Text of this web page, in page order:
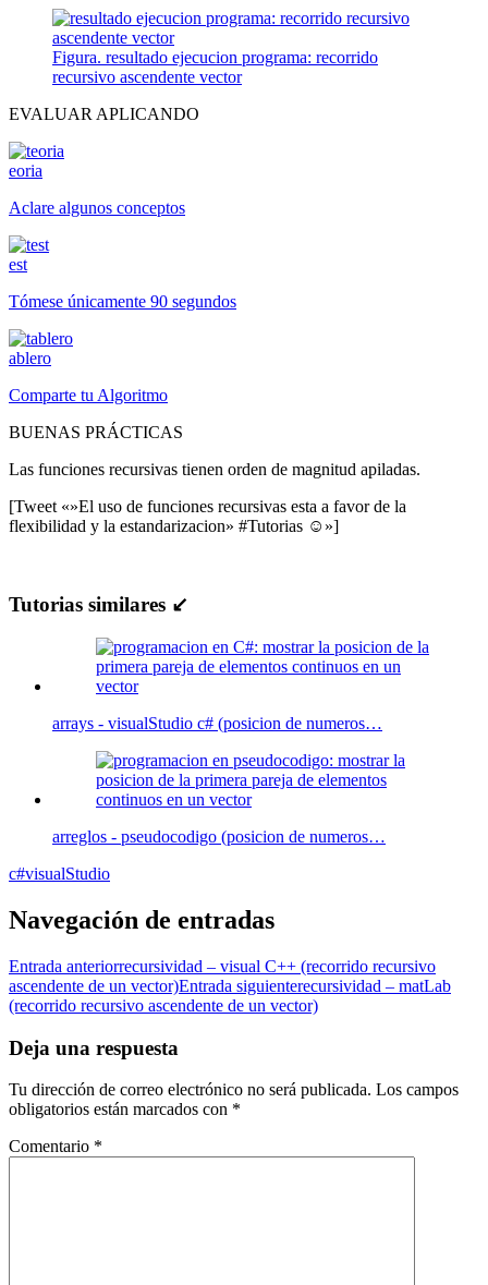
Figura. resultado ejecucion programa: recorrido
recursivo ascendente vector
EVALUAR APLICANDO
eoria
Aclare algunos conceptos
est
Tómese únicamente 90 segundos
ablero
Comparte tu Algoritmo
BUENAS PRÁCTICAS
Las funciones recursivas tienen orden de magnitud apiladas.
[Tweet «»El uso de funciones recursivas esta a favor de la
flexibilidad y la estandarizacion» #Tutorias ☺»]
Tutorias similares ↙
arrays - visualStudio c# (posicion de numeros…
arreglos - pseudocodigo (posicion de numeros…
c#visualStudio
Navegación de entradas
Entrada anteriorrecursividad – visual C++ (recorrido recursivo
ascendente de un vector)Entrada siguienterecursividad – matLab
(recorrido recursivo ascendente de un vector)
Deja una respuesta
Tu dirección de correo electrónico no será publicada. Los campos
obligatorios están marcados con *
Comentario *